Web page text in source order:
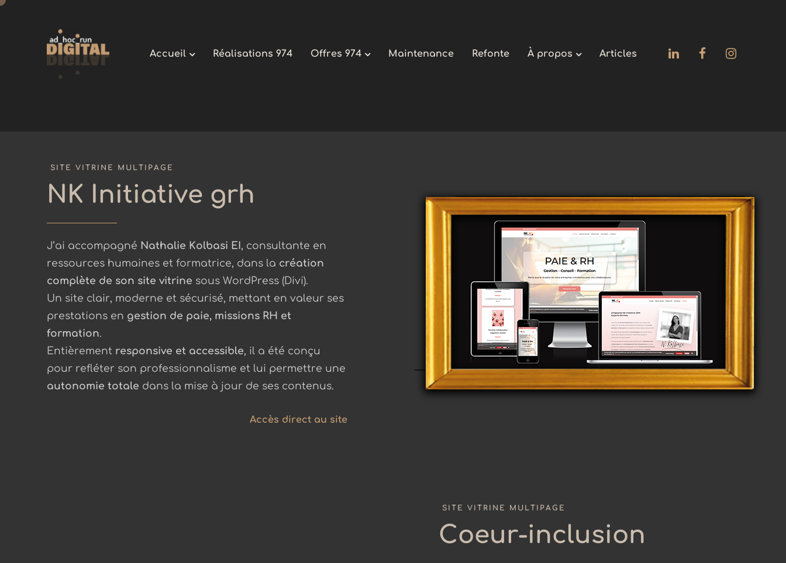
Accueil Réalisations 974 Offres 974 Maintenance Refonte À propos Articles
SITE VITRINE MULTIPAGE
NK Initiative grh
J’ai accompagné Nathalie Kolbasi EI, consultante en
ressources humaines et formatrice, dans la création
complète de son site vitrine sous WordPress (Divi).
Un site clair, moderne et sécurisé, mettant en valeur ses
prestations en gestion de paie, missions RH et
formation.
Entièrement responsive et accessible, il a été conçu
pour refléter son professionnalisme et lui permettre une
autonomie totale dans la mise à jour de ses contenus.
Accès direct au site
SITE VITRINE MULTIPAGE
Coeur-inclusion